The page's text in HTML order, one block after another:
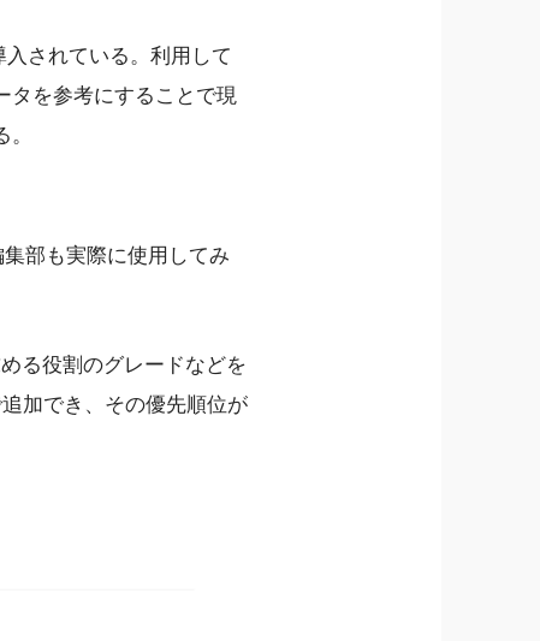
されている。利用して
タを参考にすることで現
部も実際に使用してみ
る役割のグレードなどを
加でき、その優先順位が